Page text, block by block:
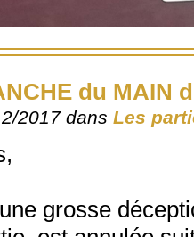
du MAIN
2017 dans Les
grosse